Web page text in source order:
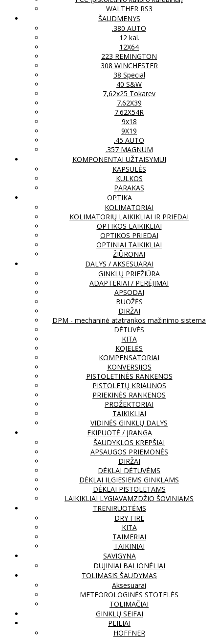
WALTHER RS3
ŠAUDMENYS
.380 AUTO
12 kal.
12X64
223 REMINGTON
308 WINCHESTER
38 Special
40 S&W
7,62x25 Tokarev
7.62X39
7.62X54R
9x18
9X19
.45 AUTO
.357 MAGNUM
KOMPONENTAI UŽTAISYMUI
KAPSULĖS
KULKOS
PARAKAS
OPTIKA
KOLIMATORIAI
KOLIMATORIŲ LAIKIKLIAI IR PRIEDAI
OPTIKOS LAIKIKLIAI
OPTIKOS PRIEDAI
OPTINIAI TAIKIKLIAI
ŽIŪRONAI
DALYS / AKSESUARAI
GINKLŲ PRIEŽIŪRA
ADAPTERIAI / PERĖJIMAI
APSODAI
BUOŽĖS
DIRŽAI
DPM - mechaninė atatrankos mažinimo sistema
DĖTUVĖS
KITA
KOJELĖS
KOMPENSATORIAI
KONVERSIJOS
PISTOLETINĖS RANKENOS
PISTOLETŲ KRIAUNOS
PRIEKINĖS RANKENOS
PROŽEKTORIAI
TAIKIKLIAI
VIDINĖS GINKLŲ DALYS
EKIPUOTĖ / ĮRANGA
ŠAUDYKLOS KREPŠIAI
APSAUGOS PRIEMONĖS
DIRŽAI
DĖKLAI DĖTUVĖMS
DĖKLAI ILGIESIEMS GINKLAMS
DĖKLAI PISTOLETAMS
LAIKIKLIAI LYGIAVAMZDŽIO ŠOVINIAMS
TRENIRUOTĖMS
DRY FIRE
KITA
TAIMERIAI
TAIKINIAI
SAVIGYNA
DUJINIAI BALIONĖLIAI
TOLIMASIS ŠAUDYMAS
Aksesuarai
METEOROLOGINĖS STOTELĖS
TOLIMAČIAI
GINKLŲ SEIFAI
PEILIAI
HOFFNER